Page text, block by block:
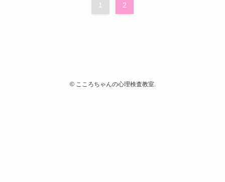
1 2
©こころちゃんの心理検査教室.